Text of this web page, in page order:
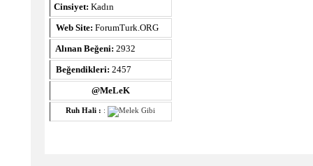
Cinsiyet: Kadın
Web Site: ForumTurk.ORG
Alınan Beğeni: 2932
Beğendikleri: 2457
@MeLeK
Ruh Hali : :